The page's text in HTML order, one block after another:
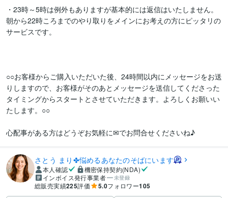
・23時～5時は例外もありますが基本的には返信はいたしません。
朝から22時ころまでのやり取りをメインにお考えの方にピッタリの
サービスです。
○○お客様からご購入いただいた後、24時間以内にメッセージをお送
りしますので、お客様がそのあとメッセージを送信してくださった
タイミングからスタートとさせていただきます。よろしくお願いい
たします。○○
心配事がある方はどうぞお気軽に✉でお問合せくださいね♪
さとう まり✤悩めるあなたのそばにいます
本人確認
機密保持契約(NDA)
インボイス発行事業者
未登録
総販売実績225評価 5.0フォロワー105